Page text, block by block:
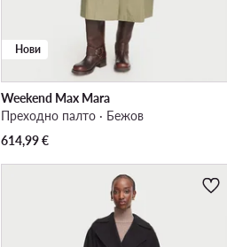
Нови
Weekend Max Mara
Преходно палто · Бежов
614,99€